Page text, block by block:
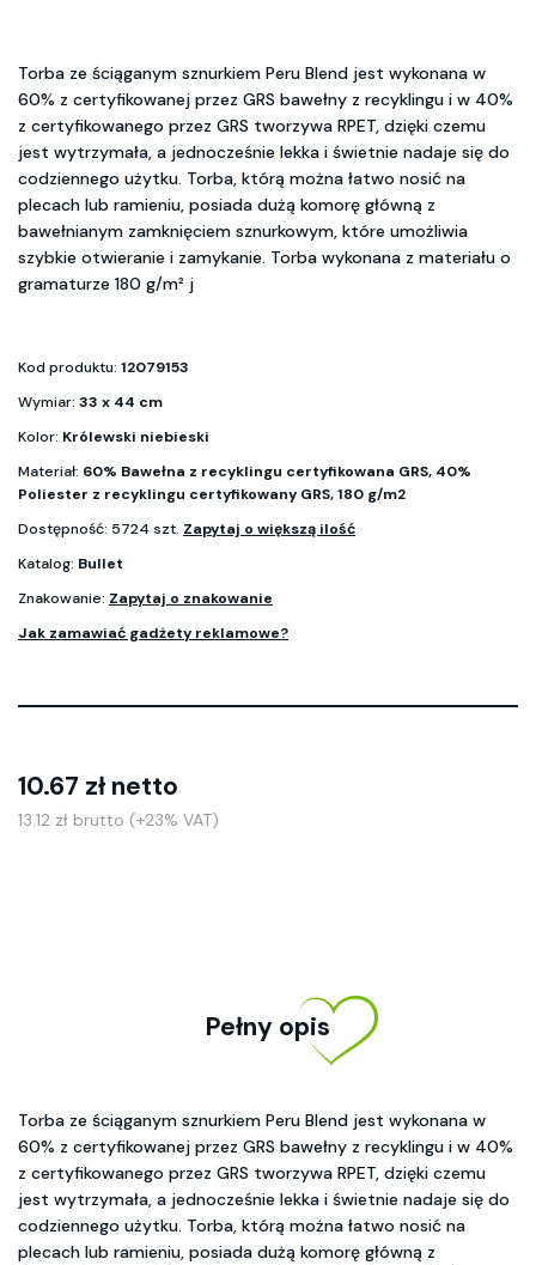
Torba ze ściąganym sznurkiem Peru Blend jest wykonana w
60% z certyfikowanej przez GRS bawełny z recyklingu i w 40%
z certyfikowanego przez GRS tworzywa RPET, dzięki czemu
jest wytrzymała, a jednocześnie lekka i świetnie nadaje się do
codziennego użytku. Torba, którą można łatwo nosić na
plecach lub ramieniu, posiada dużą komorę główną z
bawełnianym zamknięciem sznurkowym, które umożliwia
szybkie otwieranie i zamykanie. Torba wykonana z materiału o
gramaturze 180 g/m² j
Kod produktu: 12079153
Wymiar: 33 x 44 cm
Kolor: Królewski niebieski
Materiał: 60% Bawełna z recyklingu certyfikowana GRS, 40%
Poliester z recyklingu certyfikowany GRS, 180 g/m2
Dostępność: 5724 szt. Zapytaj o większą ilość
Katalog: Bullet
Znakowanie: Zapytaj o znakowanie
Jak zamawiać gadżety reklamowe?
10.67 zł netto
13.12 zł brutto (+23% VAT)
Pełny opis
Torba ze ściąganym sznurkiem Peru Blend jest wykonana w
60% z certyfikowanej przez GRS bawełny z recyklingu i w 40%
z certyfikowanego przez GRS tworzywa RPET, dzięki czemu
jest wytrzymała, a jednocześnie lekka i świetnie nadaje się do
codziennego użytku. Torba, którą można łatwo nosić na
plecach lub ramieniu, posiada dużą komorę główną z